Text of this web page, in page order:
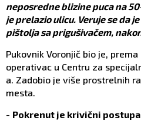
neposredne blizine puca na
je prelazio ulicu. Veruje se da
pištolja sa prigušivačem,
Pukovnik Voronjič bio je,
operativac u Centru za
a. Zadobio je više prostrelnih
mesta.
- Pokrenut je krivični